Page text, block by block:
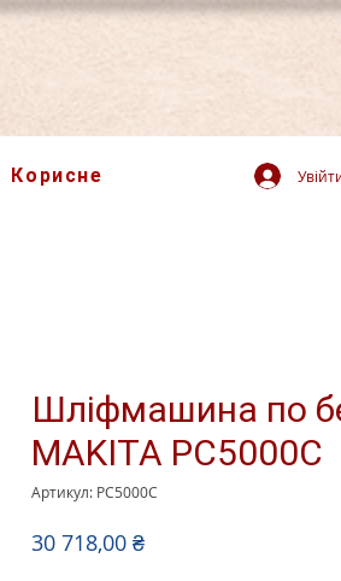
Корисне
Шліфмашина по
MAKITA PC5000C
Артикул: PC5000C
30 718,00 ₴Ціна